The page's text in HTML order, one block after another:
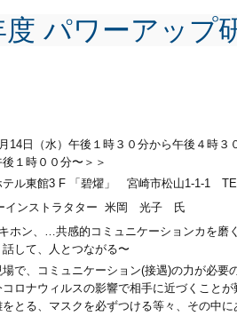
度 パワーアップ
14日（水）午後１時３０分から午後４時３
後１時００分〜＞＞
テル東館3 F 「碧燿」 宮崎市松山1-1-1
インストラタター 米岡 光子 氏
ホン、…共感的コミュニケーションカを磨
して、人とつながる〜
で、コミュニケーション(接遇)の力が必要
コロナウィルスの影響で相手に近づくこと
とる、マスクを必ずつける等々、その中